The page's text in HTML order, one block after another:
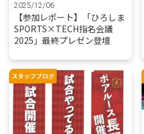
2025/12/06
【参加レポート】「ひろしま
SPORTS×TECH指名会議
2025」最終プレゼン登壇
スタッフブログ